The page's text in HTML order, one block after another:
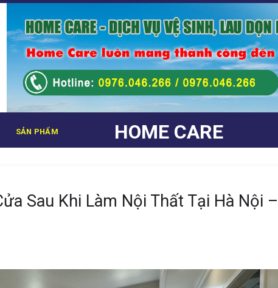
HOME CARE
SẢN PHẨM
Sau Khi Làm Nội Thất Tại Hà Nội –